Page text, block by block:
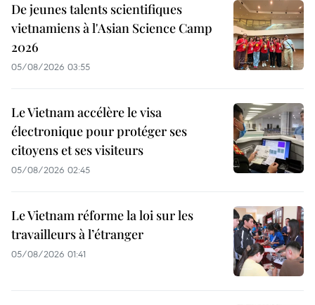
De jeunes talents scientifiques
vietnamiens à l'Asian Science Camp
2026
05/08/2026 03:55
Le Vietnam accélère le visa
électronique pour protéger ses
citoyens et ses visiteurs
05/08/2026 02:45
Le Vietnam réforme la loi sur les
travailleurs à l’étranger
05/08/2026 01:41